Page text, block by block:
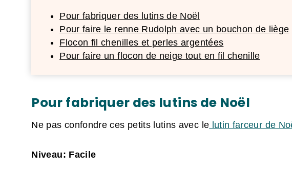
Pour fabriquer des lutins de Noël
Pour faire le renne Rudolph avec un bouchon de liège
Flocon fil chenilles et perles argentées
Pour faire un flocon de neige tout en fil chenille
Pour fabriquer des lutins de Noël
Ne pas confondre ces petits lutins avec le lutin farceur de
Niveau: Facile